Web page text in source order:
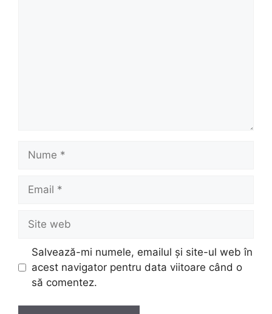
web
Salvează-mi numele, emailul și site-ul web în
acest navigator pentru data viitoare când o
să comentez.